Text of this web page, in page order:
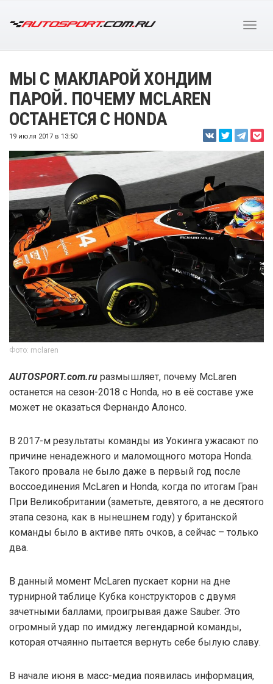
МЫ С МАКЛАРОЙ ХОНДИМ
ПАРОЙ. ПОЧЕМУ MCLAREN
ОСТАНЕТСЯ С HONDA
19 июля 2017 в 13:50
Фото: mclaren
AUTOSPORT.com.ru размышляет, почему McLaren
останется на сезон-2018 с Honda, но в её составе уже
может не оказаться Фернандо Алонсо.
В 2017-м результаты команды из Уокинга ужасают по
причине ненадежного и маломощного мотора Honda.
Такого провала не было даже в первый год после
воссоединения McLaren и Honda, когда по итогам Гран
При Великобритании (заметьте, девятого, а не десятого
этапа сезона, как в нынешнем году) у британской
команды было в активе пять очков, а сейчас – только
два.
В данный момент McLaren пускает корни на дне
турнирной таблице Кубка конструкторов с двумя
зачетными баллами, проигрывая даже Sauber. Это
огромный удар по имиджу легендарной команды,
которая отчаянно пытается вернуть себе былую славу.
В начале июня в масс-медиа появилась информация,